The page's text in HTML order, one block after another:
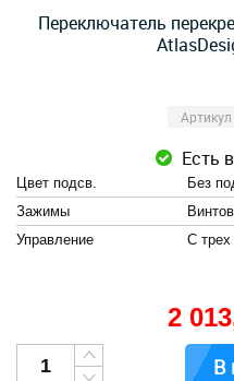
Переключатель
Есть
Цвет подсв.
Без
Зажимы
Управление
С
2
В